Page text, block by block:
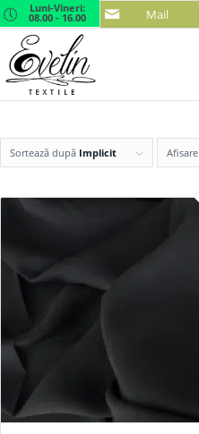
Mail
Luni-Vineri:
08.00 - 16.00
Sortează după Implicit Afisare